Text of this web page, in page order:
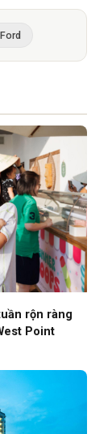
rộn ràng
Point